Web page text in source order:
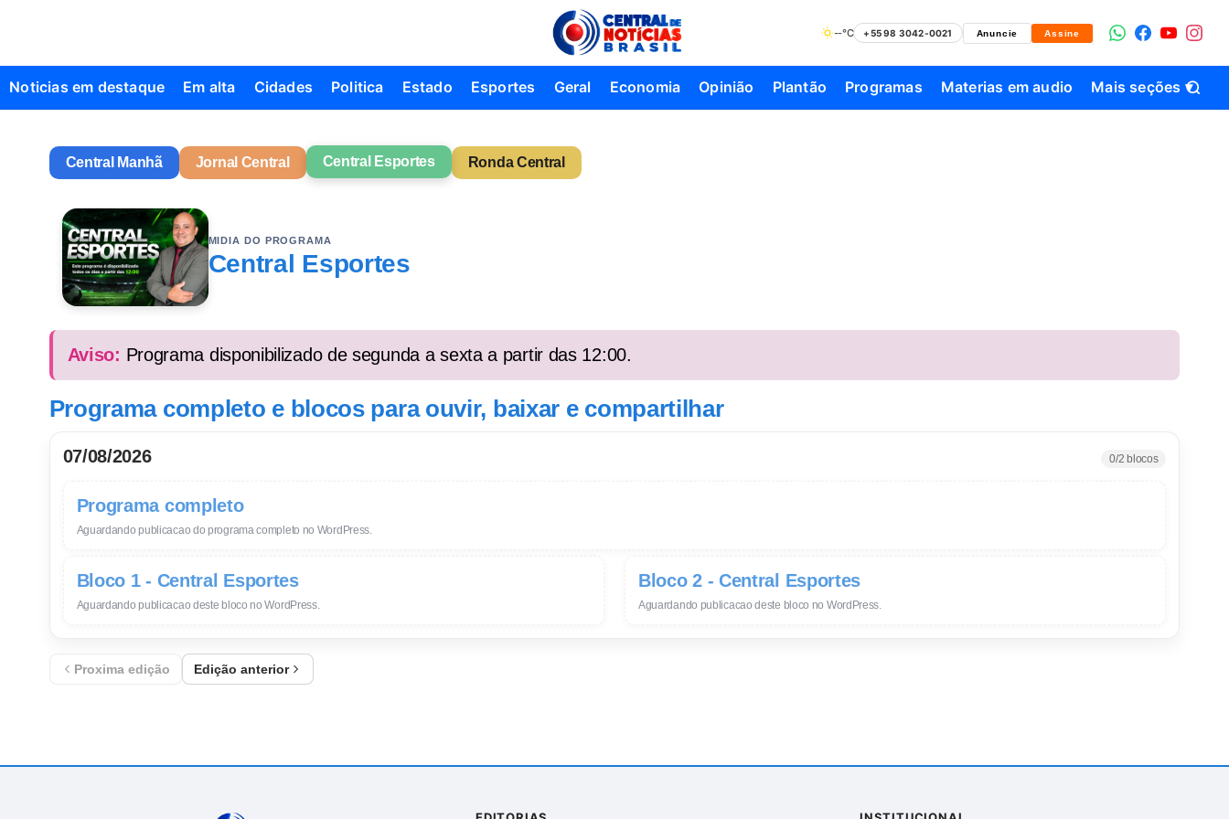
--°C +55 98 3042-0021 Anuncie Assine
Noticias em destaque Em alta Cidades Politica Estado Esportes Geral Economia Opinião Plantão Programas Materias em audio Mais seções ▾
Central Manhã Jornal Central Central Esportes Ronda Central
MIDIA DO PROGRAMA
Central Esportes
Aviso: Programa disponibilizado de segunda a sexta a partir das 12:00.
Programa completo e blocos para ouvir, baixar e compartilhar
07/08/2026 0/2 blocos
Programa completo
Aguardando publicacao do programa completo no WordPress.
Bloco 1 - Central Esportes
Aguardando publicacao deste bloco no WordPress.
Bloco 2 - Central Esportes
Aguardando publicacao deste bloco no WordPress.
Proxima edição Edição anterior